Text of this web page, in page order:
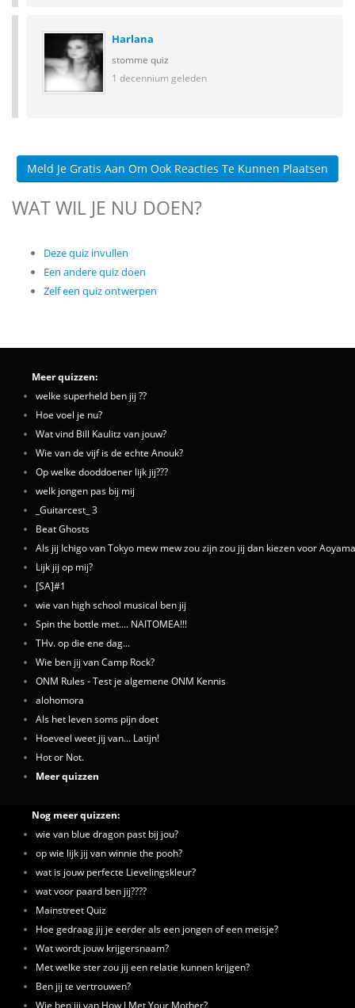
Harlana
stomme quiz
1 decennium geleden
Meld Je Gratis Aan Om Ook Reacties Te Kunnen Plaatsen
WAT WIL JE NU DOEN?
Deze quiz invullen
Een andere quiz doen
Zelf een quiz ontwerpen
Meer quizzen:
welke superheld ben jij ??
Hoe voel je nu?
Wat vind Bill Kaulitz van jouw?
Wie van de vijf is de echte Anouk?
Op welke dooddoener lijk jij???
welk jongen pas bij mij
_Guitarcest_ 3
Beat Ghosts
Als jij Ichigo van Tokyo mew mew zou zijn zou jij dan kiezen voor
Lijk jij op mij?
[SA]#1
wie van high school musical ben jij
Spin the bottle met.... NAITOMEA!!!
THv. op die ene dag...
Wie ben jij van Camp Rock?
ONM Rules - Test je algemene ONM Kennis
alohomora
Als het leven soms pijn doet
Hoeveel weet jij van... Latijn!
Hot or Not.
Meer quizzen
Nog meer quizzen:
wie van blue dragon past bij jou?
op wie lijk jij van winnie the pooh?
wat is jouw perfecte Lievelingskleur?
wat voor paard ben jij????
Mainstreet Quiz
Hoe gedraag jij je eerder als een jongen of een meisje?
Wat wordt jouw krijgersnaam?
Met welke ster zou jij een relatie kunnen krijgen?
Ben jij te vertrouwen?
Wie ben jij van How I Met Your Mother?